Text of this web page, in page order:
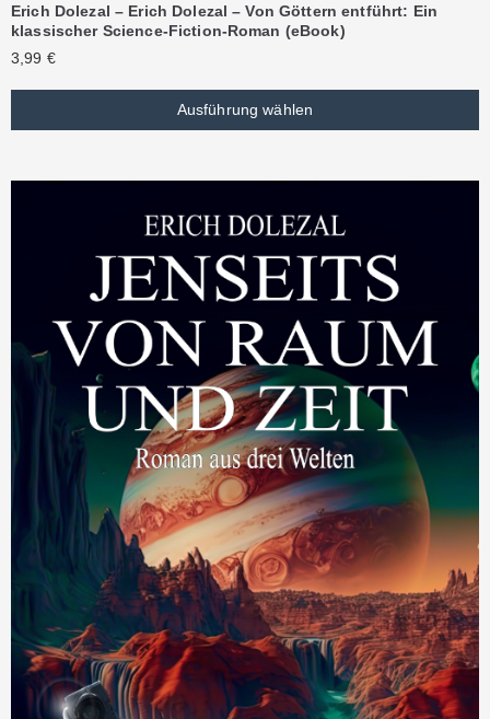
Erich Dolezal – Erich Dolezal – Von Göttern entführt: Ein
klassischer Science-Fiction-Roman (eBook)
3,99 €
Ausführung wählen